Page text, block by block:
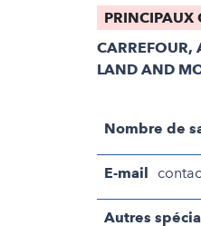
PRINCIPAUX
CARREFOUR,
LAND AND
Nombre de
E-mail
Autres